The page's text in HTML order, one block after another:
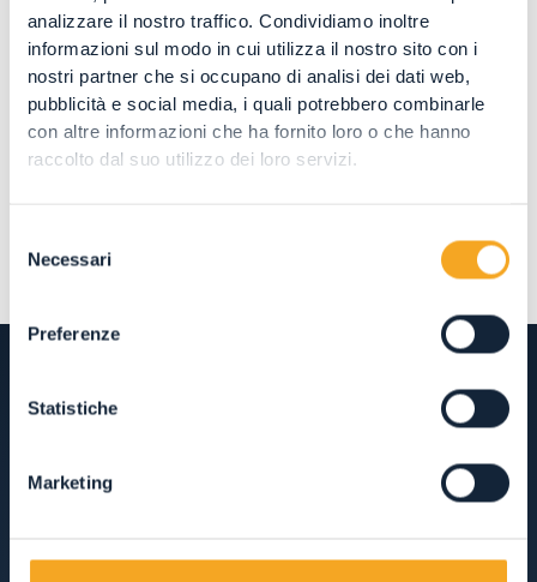
analizzare il nostro traffico. Condividiamo inoltre
informazioni sul modo in cui utilizza il nostro sito con i
nostri partner che si occupano di analisi dei dati web,
pubblicità e social media, i quali potrebbero combinarle
con altre informazioni che ha fornito loro o che hanno
raccolto dal suo utilizzo dei loro servizi.
delNecessari
Preferenze
Statistiche
Marketing
Condividi
OSPITALITÀ
HOTEL, RISTORANTI E SHOPPING IN VAL DI